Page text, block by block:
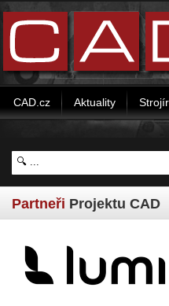
CAD.cz Aktuality
Partneři Projektu CAD